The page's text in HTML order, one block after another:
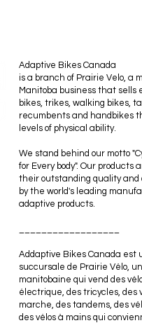
Adaptive Bikes Canada
is a branch of Prairie Velo, a
Manitoba business that sells
bikes, trikes, walking bikes,
recumbents and handbikes
levels of physical ability.
We stand behind our motto
for Every body". Our products
their outstanding quality and
by the world's leading
adaptive products.
Addaptive Bikes Canada est
succursale de Prairie Vélo,
manitobaine qui vend des
électrique, des tricycles, des
marche, des tandems, des
des vélos à mains qui